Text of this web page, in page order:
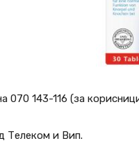
070 143-116 (за
Телеком и Вип.